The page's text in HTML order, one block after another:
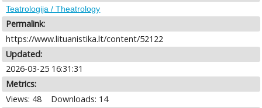
Teatrologija / Theatrology
Permalink:
https://www.lituanistika.lt/content/52122
Updated:
2026-03-25 16:31:31
Metrics:
Views: 48
Downloads: 14